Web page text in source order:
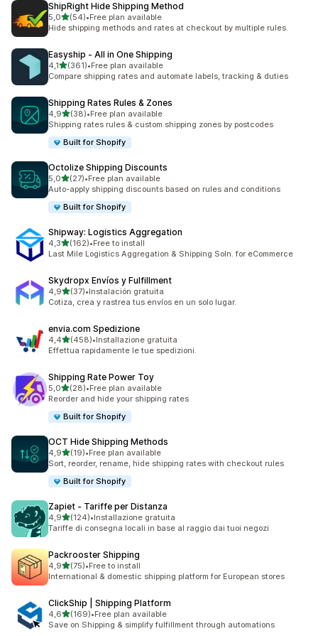
ShipRight Hide Shipping Method
5,0stelle su 5
(54)
54 recensioni totali
•Free plan available
Hide shipping methods and rates at checkout by multiple rules.
Easyship ‑ All in One Shipping
4,1stelle su 5
(361)
361 recensioni totali
•Free plan available
Compare shipping rates and automate labels, tracking & duties
Shipping Rates Rules & Zones
4,9stelle su 5
(38)
38 recensioni totali
•Free plan available
Shipping rates rules & custom shipping zones by postcodes
Built for Shopify
Octolize Shipping Discounts
5,0stelle su 5
(27)
27 recensioni totali
•Free plan available
Auto-apply shipping discounts based on rules and conditions
Built for Shopify
Shipway: Logistics Aggregation
4,3stelle su 5
(162)
162 recensioni totali
•Free to install
Last Mile Logistics Aggregation & Shipping Soln. for eCommerce
Skydropx Envíos y Fulfillment
4,9stelle su 5
(37)
37 recensioni totali
•Instalación gratuita
Cotiza, crea y rastrea tus envíos en un solo lugar.
envia.com Spedizione
4,4stelle su 5
(458)
458 recensioni totali
•Installazione gratuita
Effettua rapidamente le tue spedizioni.
Shipping Rate Power Toy
5,0stelle su 5
(28)
28 recensioni totali
•Free plan available
Reorder and hide your shipping rates
Built for Shopify
OCT Hide Shipping Methods
4,9stelle su 5
(19)
19 recensioni totali
•Free plan available
Sort, reorder, rename, hide shipping rates with checkout rules
Built for Shopify
Zapiet ‑ Tariffe per Distanza
4,9stelle su 5
(124)
124 recensioni totali
•Installazione gratuita
Tariffe di consegna locali in base al raggio dai tuoi negozi
Packrooster Shipping
4,9stelle su 5
(75)
75 recensioni totali
•Free to install
International & domestic shipping platform for European stores
ClickShip | Shipping Platform
4,6stelle su 5
(169)
169 recensioni totali
•Free plan available
Save on Shipping & simplify fulfillment through automations